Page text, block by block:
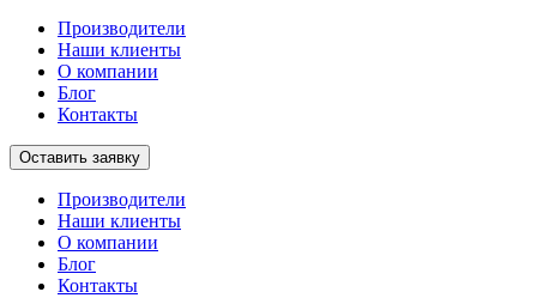
Производители
Наши клиенты
О компании
Блог
Контакты
Оставить заявку
Производители
Наши клиенты
О компании
Блог
Контакты